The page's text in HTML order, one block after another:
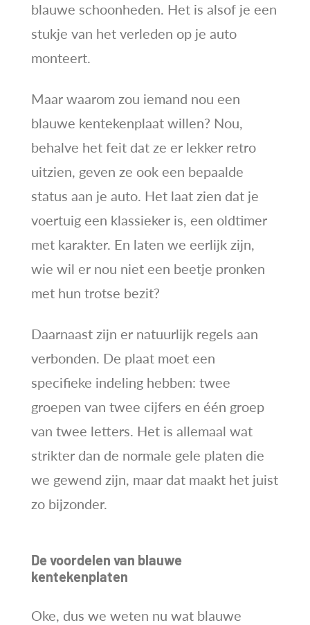
blauwe schoonheden. Het is alsof je een
stukje van het verleden op je auto
monteert.
Maar waarom zou iemand nou een
blauwe kentekenplaat willen? Nou,
behalve het feit dat ze er lekker retro
uitzien, geven ze ook een bepaalde
status aan je auto. Het laat zien dat je
voertuig een klassieker is, een oldtimer
met karakter. En laten we eerlijk zijn,
wie wil er nou niet een beetje pronken
met hun trotse bezit?
Daarnaast zijn er natuurlijk regels aan
verbonden. De plaat moet een
specifieke indeling hebben: twee
groepen van twee cijfers en één groep
van twee letters. Het is allemaal wat
strikter dan de normale gele platen die
we gewend zijn, maar dat maakt het juist
zo bijzonder.
De voordelen van blauwe
kentekenplaten
Oke, dus we weten nu wat blauwe